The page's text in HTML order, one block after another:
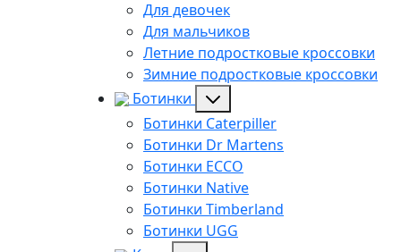
Для девочек
Для мальчиков
Летние подростковые кроссовки
Зимние подростковые кроссовки
Ботинки
Ботинки Caterpiller
Ботинки Dr Martens
Ботинки ECCO
Ботинки Native
Ботинки Timberland
Ботинки UGG